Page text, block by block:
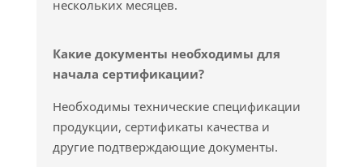
нескольких месяцев.
Какие документы необходимы для
начала сертификации?
Необходимы технические спецификации
продукции, сертификаты качества и
другие подтверждающие документы.